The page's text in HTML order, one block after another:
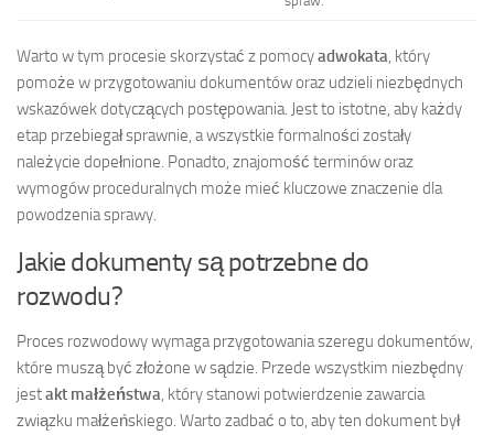
Warto w tym procesie skorzystać z pomocyadwokata, który
pomoże w przygotowaniu dokumentów oraz udzieli niezbędnych
wskazówek dotyczących postępowania. Jest to istotne, aby każdy
etap przebiegał sprawnie, a wszystkie formalności zostały
należycie dopełnione. Ponadto, znajomość terminów oraz
wymogów proceduralnych może mieć kluczowe znaczenie dla
powodzenia sprawy.
Jakie dokumenty są potrzebne do
rozwodu?
Proces rozwodowy wymaga przygotowania szeregu dokumentów,
które muszą być złożone w sądzie. Przede wszystkim niezbędny
jestakt małżeństwa, który stanowi potwierdzenie zawarcia
związku małżeńskiego. Warto zadbać o to, aby ten dokument był